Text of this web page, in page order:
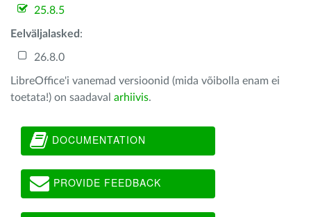
25.8.5
Eelväljalasked :
26.8.0
LibreOffice'i vanemad versioonid (mida võibolla enam ei
toetata!) on saadaval arhiivis.
DOCUMENTATION
PROVIDE FEEDBACK